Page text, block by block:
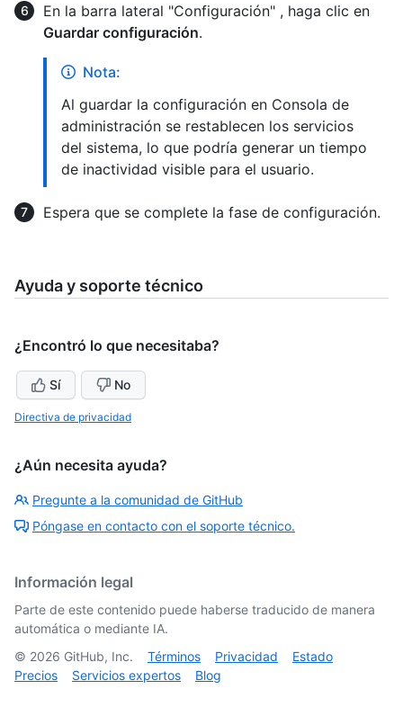
En la barra lateral "Configuración" , haga clic en
Guardar configuración.
Nota:
Al guardar la configuración en Consola de
administración se restablecen los servicios
del sistema, lo que podría generar un tiempo
de inactividad visible para el usuario.
Espera que se complete la fase de configuración.
Ayuda y soporte técnico
¿Encontró lo que necesitaba?
Sí No
Directiva de privacidad
¿Aún necesita ayuda?
Pregunte a la comunidad de GitHub
Póngase en contacto con el soporte técnico.
Información legal
Parte de este contenido puede haberse traducido de manera
automática o mediante IA.
© 2026 GitHub, Inc. Términos Privacidad
Estado
Precios
Servicios expertos Blog